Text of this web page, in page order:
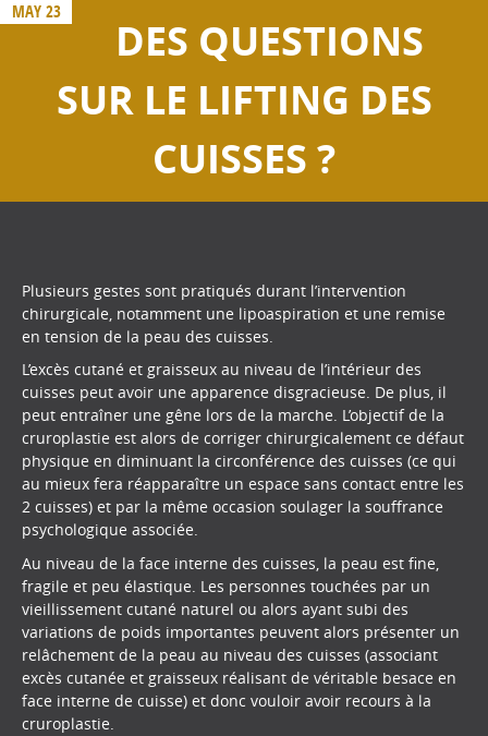
MAY 23
DES QUESTIONS
SUR LE LIFTING DES
CUISSES ?
Plusieurs gestes sont pratiqués durant l’intervention
chirurgicale, notamment une lipoaspiration et une remise
en tension de la peau des cuisses.
L’excès cutané et graisseux au niveau de l’intérieur des
cuisses peut avoir une apparence disgracieuse. De plus, il
peut entraîner une gêne lors de la marche. L’objectif de la
cruroplastie est alors de corriger chirurgicalement ce défaut
physique en diminuant la circonférence des cuisses (ce qui
au mieux fera réapparaître un espace sans contact entre les
2 cuisses) et par la même occasion soulager la souffrance
psychologique associée.
Au niveau de la face interne des cuisses, la peau est fine,
fragile et peu élastique. Les personnes touchées par un
vieillissement cutané naturel ou alors ayant subi des
variations de poids importantes peuvent alors présenter un
relâchement de la peau au niveau des cuisses (associant
excès cutanée et graisseux réalisant de véritable besace en
face interne de cuisse) et donc vouloir avoir recours à la
cruroplastie.